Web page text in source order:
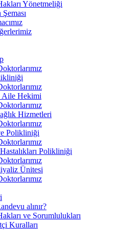
Yönetmeliği
Aile Hekimi
Hizmetleri
Polikliniği
Polikliniği
Ünitesi
alınır?
ve Sorumlulukları
Kuralları